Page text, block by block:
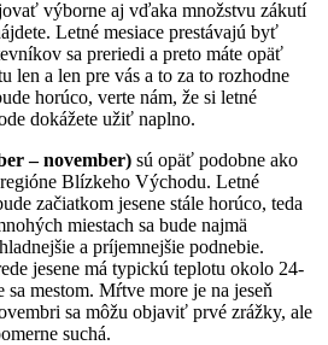
výborne aj vďaka množstvu zákutí
Letné mesiace prestávajú byť
sa preriedi a preto máte opäť
len a len pre vás a to za to rozhodne
horúco, verte nám, že si letné
dokážete užiť naplno.
– november) sú opäť podobne ako
Blízkeho Východu. Letné
začiatkom jesene stále horúco, teda
miestach sa bude najmä
a príjemnejšie podnebie.
jesene má typickú teplotu okolo 24-
sa mestom. Mŕtve more je na jeseň
sa môžu objaviť prvé zrážky, ale
suchá.